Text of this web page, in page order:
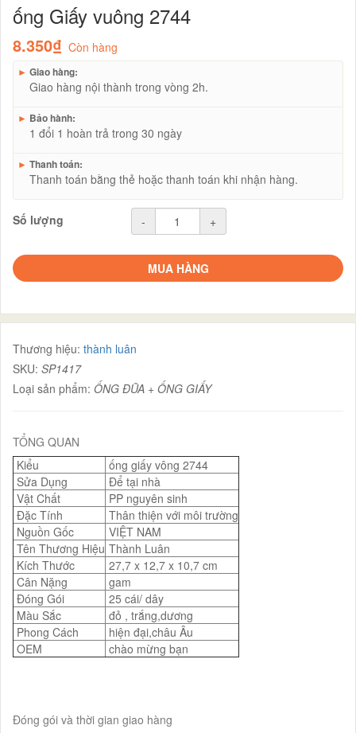
ống Giấy vuông 2744
8.350₫ Còn hàng
► Giao hàng:
Giao hàng nội thành trong vòng 2h.
► Bảo hành:
1 đổi 1 hoàn trả trong 30 ngày
► Thanh toán:
Thanh toán bằng thẻ hoặc thanh toán khi nhận hàng.
Số lượng - +
MUA HÀNG
Thương hiệu: thành luân
SKU: SP1417
Loại sản phẩm: ỐNG ĐŨA + ỐNG GIẤY
TỔNG QUAN
Kiểu
ống giấy vông 2744
Sửa Dụng
Để tại nhà
Vật Chất
PP nguyên sinh
Đặc Tính
Thân thiện với môi trường
Nguồn Gốc
VIỆT NAM
Tên Thương Hiệu Thành Luân
Kích Thước
27,7 x 12,7 x 10,7 cm
Cân Nặng
gam
Đóng Gói
25 cái/ dây
Màu Sắc
đỏ , trắng,dương
Phong Cách
hiện đại,châu Âu
OEM
chào mừng bạn
Đóng gói và thời gian giao hàng